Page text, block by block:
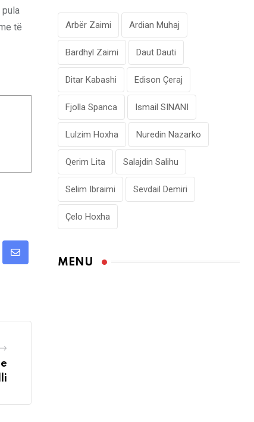
pula
të
Share
Arbër Zaimi Ardian Muhaj
Bardhyl Zaimi Daut Dauti
Ditar Kabashi Edison Çeraj
Fjolla Spanca Ismail SINANI
Lulzim Hoxha Nuredin Nazarko
Qerim Lita Salajdin Salihu
Selim Ibraimi Sevdail Demiri
Çelo Hoxha
MENU